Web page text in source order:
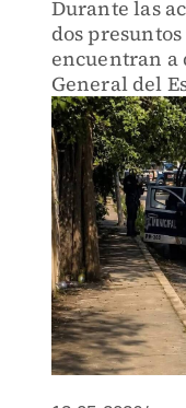
Durante las
dos
encuentran a
General del
situación